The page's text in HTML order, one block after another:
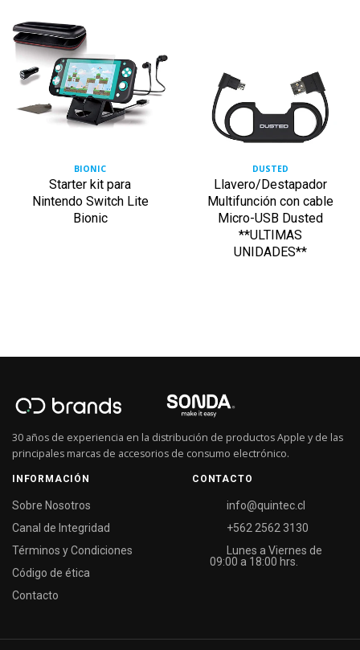
BIONIC
Starter kit para
Nintendo Switch Lite
Bionic
DUSTED
Llavero/Destapador
Multifunción con cable
Micro-USB Dusted
**ULTIMAS
UNIDADES**
30 años de experiencia en la distribución de productos Apple y de las
principales marcas de accesorios de consumo electrónico.
INFORMACIÓN
Sobre Nosotros
Canal de Integridad
Términos y Condiciones
Código de ética
Contacto
CONTACTO
info@quintec.cl
+562 2562 3130
Lunes a Viernes de
09:00 a 18:00 hrs.